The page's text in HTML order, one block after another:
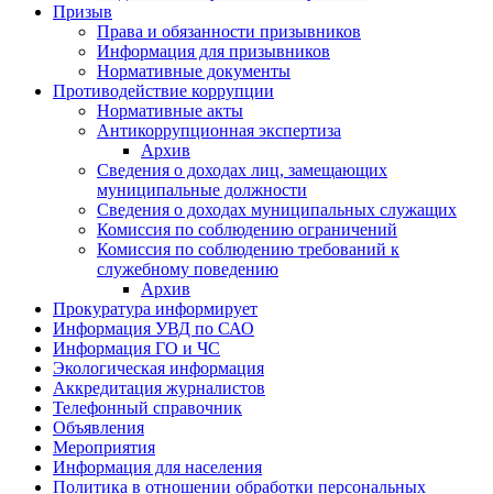
Призыв
Права и обязанности призывников
Информация для призывников
Нормативные документы
Противодействие коррупции
Нормативные акты
Антикоррупционная экспертиза
Архив
Сведения о доходах лиц, замещающих
муниципальные должности
Сведения о доходах муниципальных служащих
Комиссия по соблюдению ограничений
Комиссия по соблюдению требований к
служебному поведению
Архив
Прокуратура информирует
Информация УВД по САО
Информация ГО и ЧС
Экологическая информация
Аккредитация журналистов
Телефонный справочник
Объявления
Мероприятия
Информация для населения
Политика в отношении обработки персональных